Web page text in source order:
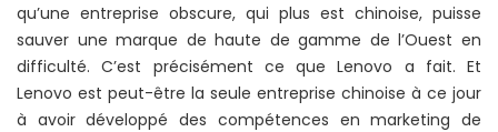
qu’une entreprise obscure, qui plus est chinoise, puisse
sauver une marque de haute de gamme de l’Ouest en
difficulté. C’est précisément ce que Lenovo a fait. Et
Lenovo est peut-être la seule entreprise chinoise à ce jour
à avoir développé des compétences en marketing de